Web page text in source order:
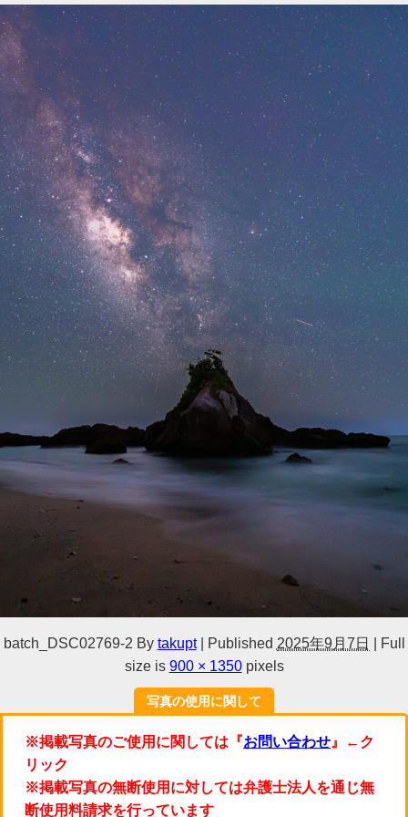
batch_DSC02769-2 By takupt Published 2025年9月7日
Full
size is 900 × 1350pixels
写真の使用に関して
※掲載写真のご使用に関しては『お問い合わせ 』←ク
リック
※掲載写真の無断使用に対しては弁護士法人を通じ無
断使用料請求を行っています